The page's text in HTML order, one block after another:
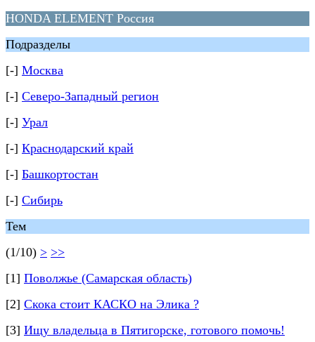
HONDA ELEMENT Россия
Подразделы
[-] Москва
[-] Северо-Западный регион
[-] Урал
[-] Краснодарский край
[-] Башкортостан
[-] Сибирь
Тем
(1/10) > >>
[1] Поволжье (Самарская область)
[2] Скока стоит КАСКО на Элика ?
[3] Ищу владельца в Пятигорске, готового помочь!